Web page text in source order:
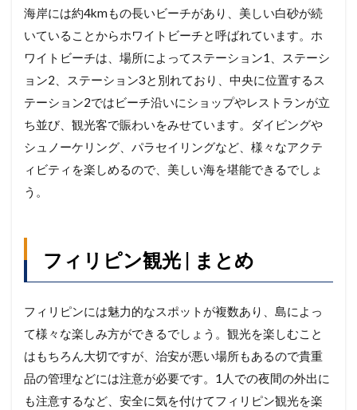
海岸には約4kmもの長いビーチがあり、美しい白砂が続
いていることからホワイトビーチと呼ばれています。ホ
ワイトビーチは、場所によってステーション1、ステーシ
ョン2、ステーション3と別れており、中央に位置するス
テーション2ではビーチ沿いにショップやレストランが立
ち並び、観光客で賑わいをみせています。ダイビングや
シュノーケリング、パラセイリングなど、様々なアクテ
ィビティを楽しめるので、美しい海を堪能できるでしょ
う。
フィリピン観光 | まとめ
フィリピンには魅力的なスポットが複数あり、島によっ
て様々な楽しみ方ができるでしょう。観光を楽しむこと
はもちろん大切ですが、治安が悪い場所もあるので貴重
品の管理などには注意が必要です。1人での夜間の外出に
も注意するなど、安全に気を付けてフィリピン観光を楽